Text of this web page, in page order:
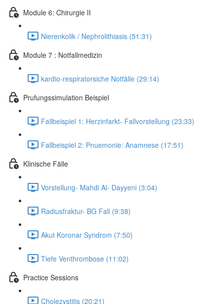
Module 6: Chirurgie II
Nierenkolik / Nephrolithiasis (51:31)
Module 7 : Notfallmedizin
kardio-respiratorsiche Notfälle (29:14)
Prufungssimulation Beispiel
Fallbeispiel 1: Herzinfarkt- Fallvorstellung (23:33)
Fallbeispiel 2: Pnuemonie: Anamnese (17:51)
Klinische Fälle
Vorstellung- Mahdi Al- Dayyeni (3:04)
Radiusfraktur- BG Fall (9:38)
Akut Koronar Syndrom (7:50)
Tiefe Venthrombose (11:02)
Practice Sessions
Cholezystitis (20:21)